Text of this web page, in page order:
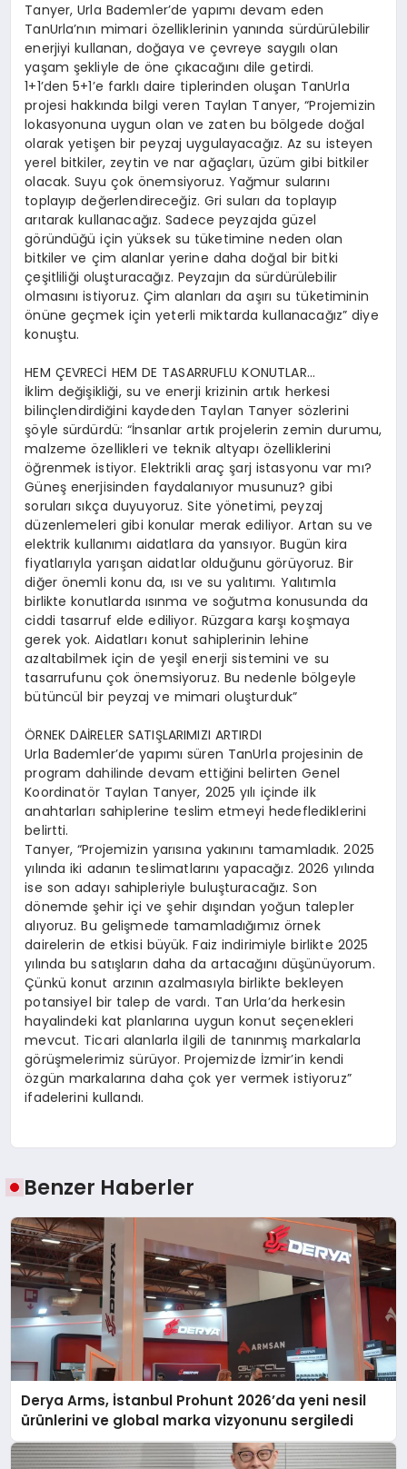
Tanyer, Urla Bademler’de yapımı devam eden
TanUrla’nın mimari özelliklerinin yanında sürdürülebilir
enerjiyi kullanan, doğaya ve çevreye saygılı olan
yaşam şekliyle de öne çıkacağını dile getirdi.
1+1’den 5+1’e farklı daire tiplerinden oluşan TanUrla
projesi hakkında bilgi veren Taylan Tanyer, “Projemizin
lokasyonuna uygun olan ve zaten bu bölgede doğal
olarak yetişen bir peyzaj uygulayacağız. Az su isteyen
yerel bitkiler, zeytin ve nar ağaçları, üzüm gibi bitkiler
olacak. Suyu çok önemsiyoruz. Yağmur sularını
toplayıp değerlendireceğiz. Gri suları da toplayıp
arıtarak kullanacağız. Sadece peyzajda güzel
göründüğü için yüksek su tüketimine neden olan
bitkiler ve çim alanlar yerine daha doğal bir bitki
çeşitliliği oluşturacağız. Peyzajın da sürdürülebilir
olmasını istiyoruz. Çim alanları da aşırı su tüketiminin
önüne geçmek için yeterli miktarda kullanacağız” diye
konuştu.
HEM ÇEVRECİ HEM DE TASARRUFLU KONUTLAR…
İklim değişikliği, su ve enerji krizinin artık herkesi
bilinçlendirdiğini kaydeden Taylan Tanyer sözlerini
şöyle sürdürdü: “İnsanlar artık projelerin zemin durumu,
malzeme özellikleri ve teknik altyapı özelliklerini
öğrenmek istiyor. Elektrikli araç şarj istasyonu var mı?
Güneş enerjisinden faydalanıyor musunuz? gibi
soruları sıkça duyuyoruz. Site yönetimi, peyzaj
düzenlemeleri gibi konular merak ediliyor. Artan su ve
elektrik kullanımı aidatlara da yansıyor. Bugün kira
fiyatlarıyla yarışan aidatlar olduğunu görüyoruz. Bir
diğer önemli konu da, ısı ve su yalıtımı. Yalıtımla
birlikte konutlarda ısınma ve soğutma konusunda da
ciddi tasarruf elde ediliyor. Rüzgara karşı koşmaya
gerek yok. Aidatları konut sahiplerinin lehine
azaltabilmek için de yeşil enerji sistemini ve su
tasarrufunu çok önemsiyoruz. Bu nedenle bölgeyle
bütüncül bir peyzaj ve mimari oluşturduk”
ÖRNEK DAİRELER SATIŞLARIMIZI ARTIRDI
Urla Bademler’de yapımı süren TanUrla projesinin de
program dahilinde devam ettiğini belirten Genel
Koordinatör Taylan Tanyer, 2025 yılı içinde ilk
anahtarları sahiplerine teslim etmeyi hedeflediklerini
belirtti.
Tanyer, “Projemizin yarısına yakınını tamamladık. 2025
yılında iki adanın teslimatlarını yapacağız. 2026 yılında
ise son adayı sahipleriyle buluşturacağız. Son
dönemde şehir içi ve şehir dışından yoğun talepler
alıyoruz. Bu gelişmede tamamladığımız örnek
dairelerin de etkisi büyük. Faiz indirimiyle birlikte 2025
yılında bu satışların daha da artacağını düşünüyorum.
Çünkü konut arzının azalmasıyla birlikte bekleyen
potansiyel bir talep de vardı. Tan Urla’da herkesin
hayalindeki kat planlarına uygun konut seçenekleri
mevcut. Ticari alanlarla ilgili de tanınmış markalarla
görüşmelerimiz sürüyor. Projemizde İzmir’in kendi
özgün markalarına daha çok yer vermek istiyoruz”
ifadelerini kullandı.
Benzer Haberler
Derya Arms, İstanbul Prohunt 2026’da yeni nesil
ürünlerini ve global marka vizyonunu sergiledi